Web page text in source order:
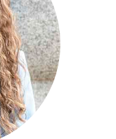
Toledo
Ciudad Real
Albacete
Cuenca
Guadalajara
Talavera